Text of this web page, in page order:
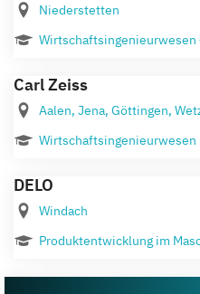
Niederstetten
Carl Zeiss
Aalen, Jena, Göttingen,
DELO
Windach
Produktentwicklung im